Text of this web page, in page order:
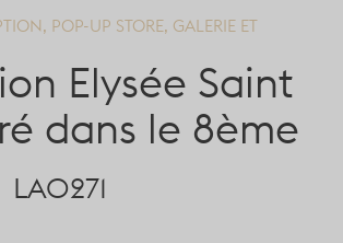
POP-UP STORE, GALERIE ET
Elysée Saint
dans le 8ème
LA0271